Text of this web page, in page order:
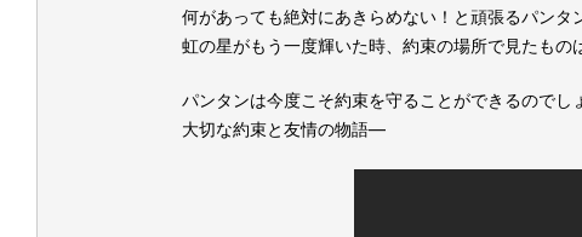
何があっても絶対にあきらめない！と頑張るパンタ
虹の星がもう一度輝いた時、約束の場所で見たもの
パンタンは今度こそ約束を守ることができるのでし
大切な約束と友情の物語―